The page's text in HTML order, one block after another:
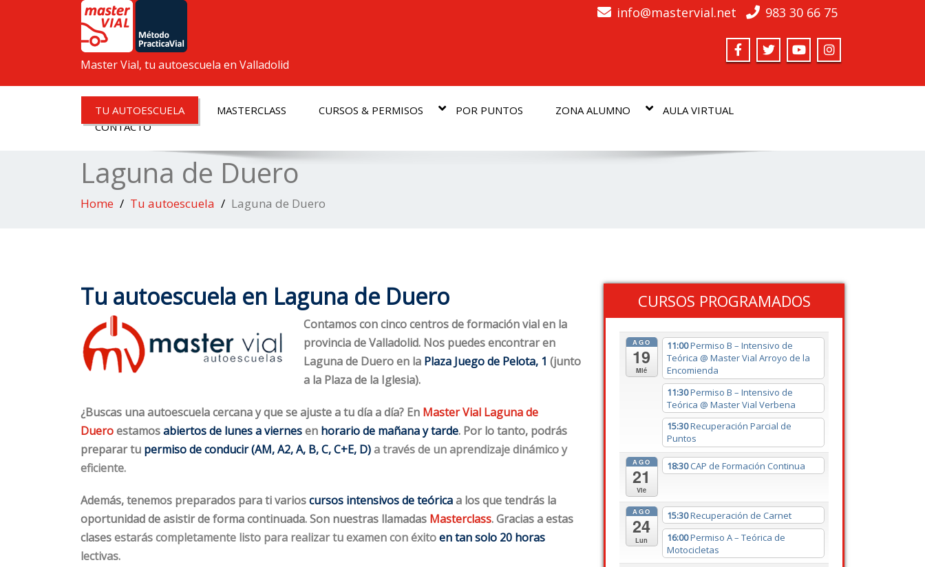
Master Vial, tu autoescuela en Valladolid
info@mastervial.net 983 30 66 75
TU AUTOESCUELA MASTERCLASS CURSOS & PERMISOS POR PUNTOS ZONA ALUMNO
AULA VIRTUAL
CONTACTO
Laguna de Duero
Home Tu autoescuela Laguna de Duero
Tu autoescuela en Laguna de Duero
Contamos concinco centros de formación vial en la
provincia de Valladolid. Nos puedes encontrar en
Laguna de Duero en la Plaza Juego de Pelota, 1 (junto
a la Plaza de la Iglesia).
¿Buscas una autoescuela cercana y que se ajuste a tu día a día? En Master Vial Laguna de
Dueroestamosabiertos de lunes a viernesen horario de mañana y tarde. Por lo tanto, podrás
preparar tu permiso de conducir (AM, A2, A, B, C, C+E, D)a través de un aprendizaje dinámico y
eficiente.
Además, tenemos preparados para ti varioscursos intensivos de teóricaa los que tendrás la
oportunidad de asistir de forma continuada. Son nuestras llamadas Masterclass. Gracias a estas
clasesestarás completamente listo para realizar tu examen con éxitoen tan solo 20 horas
lectivas.
CURSOS PROGRAMADOS
AGO
19
Mié
11:00Permiso B – Intensivo de
Teórica @ Master Vial Arroyo de la
Encomienda
11:30Permiso B – Intensivo de
Teórica @ Master Vial Verbena
15:30Recuperación Parcial de
Puntos
AGO
21
Vie
18:30CAP de Formación Continua
AGO
24
Lun
15:30Recuperación de Carnet
16:00Permiso A – Teórica de
Motocicletas